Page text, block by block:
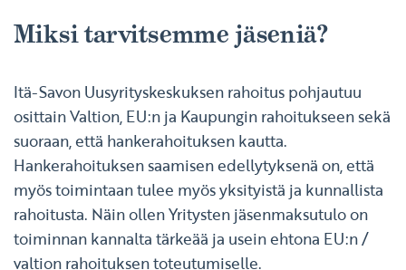
Miksi tarvitsemme jäseniä?
Itä-Savon Uusyrityskeskuksen rahoitus pohjautuu
osittain Valtion, EU:n ja Kaupungin rahoitukseen sekä
suoraan, että hankerahoituksen kautta.
Hankerahoituksen saamisen edellytyksenä on, että
myös toimintaan tulee myös yksityistä ja kunnallista
rahoitusta. Näin ollen Yritysten jäsenmaksutulo on
toiminnan kannalta tärkeää ja usein ehtona EU:n /
valtion rahoituksen toteutumiselle.